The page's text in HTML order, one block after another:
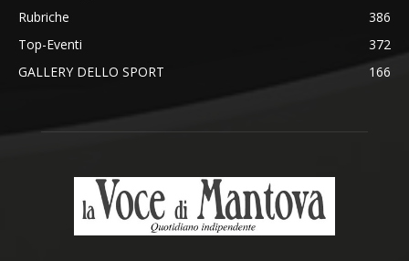
Rubriche
386
Top-Eventi
372
GALLERY DELLO SPORT
166